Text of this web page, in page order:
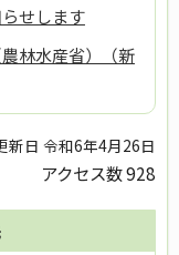
せします
林水産省）（新
新日 令和6年4月26日
アクセス数928